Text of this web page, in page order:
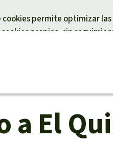
cookies permite optimizar
propias, sin
para un tema
animal
a El